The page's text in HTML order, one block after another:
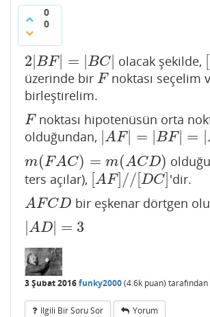
0
0
2|BF| = |BC|
2 |BF| |B C| olacak şekilde, [[
üzerinde bir F
F noktası seçelim
birleştirelim.
F
F noktası hipotenüsün orta
olduğundan, AF| = BF| =
|AF| |B |=|F C|= 3
m(FAC) = m(ACD)
m(FAC)=m( AC D)
ters açılar), [AF] //[DC]
AF]// [DC] 'dir.
AFCD
AFCD bir eşkenar dörtgen
|AD| = 3
|AD| 3
3 Şubat 2016funky2000(4.6k puan) tarafından
Ilgili Bir Soru Sor Yorum